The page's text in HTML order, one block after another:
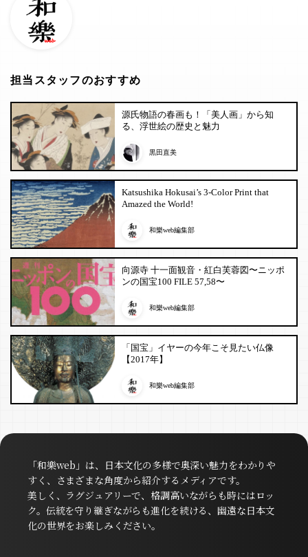
担当スタッフのおすすめ
源氏物語の春画も！「美人画」から知
る、浮世絵の歴史と魅力
黒田直美
Katsushika Hokusai’s 3-Color Print that
Amazed the World!
和樂web編集部
向源寺 十一面観音・紅白芙蓉図〜ニッポ
ンの国宝100 FILE 57,58〜
和樂web編集部
「国宝」イヤーの今年こそ見たい仏像
【2017年】
和樂web編集部
「和樂web」は、日本文化の多様で奥深い魅力をわかりや
すく、さまざまな角度から紹介するメディアです。
美しく、ラグジュアリーで、格調高いながらも時にはロッ
ク。伝統を守り継ぎながらも進化を続ける、幽遠な日本文
化の世界をお楽しみください。